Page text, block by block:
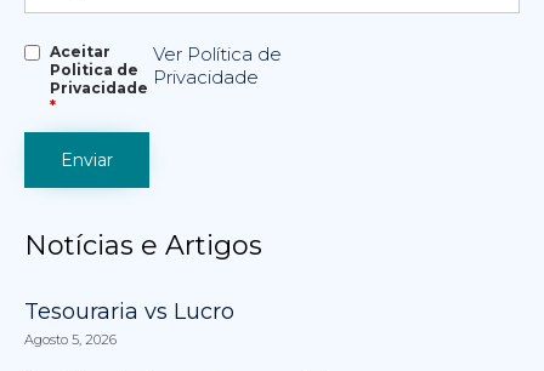
Aceitar
Politica de
Privacidade
*
Ver Política de
Privacidade
Notícias e Artigos
Tesouraria vs Lucro
Agosto 5, 2026